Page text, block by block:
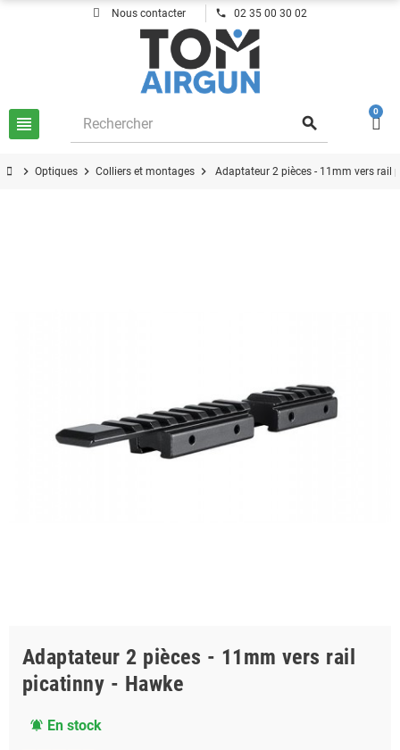
Nous contacter phone 02 35 00 30 02
view_headline search
0
chevron_right Optiques chevron_right Colliers et montages chevron_right Adaptateur 2 pièces - 11mm vers rail
Adaptateur 2 pièces - 11mm vers rail
picatinny - Hawke
notifications_active En stock